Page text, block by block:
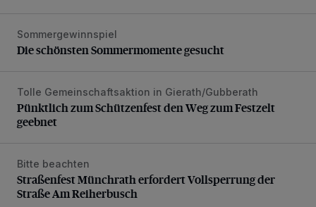
Die schönsten Sommermomente gesucht
Sommergewinnspiel
Die schönsten Sommermomente gesucht
Pünktlich zum Schützenfest den Weg zum Festzelt
Tolle Gemeinschaftsaktion in Gierath/Gubberath
Pünktlich zum Schützenfest den Weg zum Festzelt
geebnet
Straßenfest Münchrath erfordert Vollsperrung der Straße
Bitte beachten
Straßenfest Münchrath erfordert Vollsperrung der
Straße Am Reiherbusch